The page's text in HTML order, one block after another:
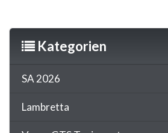
Kategorien
SA 2026
Lambretta